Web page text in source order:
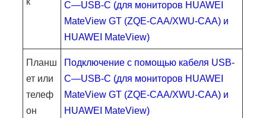
C—USB-C (для мониторов HUAWEI
MateView GT (ZQE-CAA/XWU-CAA) и
HUAWEI MateView)
Планш
ет или
телеф
он
Подключение с помощью кабеля USB-
C—USB-C (для мониторов HUAWEI
MateView GT (ZQE-CAA/XWU-CAA) и
HUAWEI MateView)